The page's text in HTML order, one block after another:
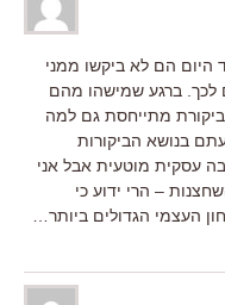
היום הם לא ביקשו ממני
לכך. ברגע שמישהו מהם
ביקורת מתייחסת גם למה
בנושא הביקורות
עסקית מוטעית אבל אני
– הרי ידוע כי
העצמי הגדולים ביותר…